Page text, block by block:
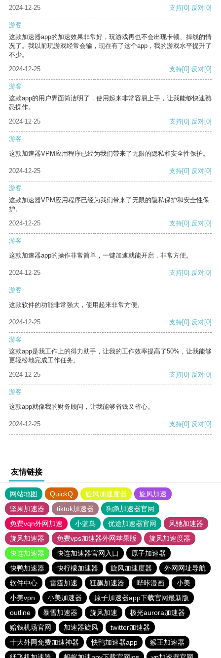
2024-12-25 支持[0] 反对[0]
游客
这款加速器app的加速效果非常好，玩游戏再也不会出现卡顿、掉线的情
况了。我以前玩游戏经常会输，现在有了这个app，我的游戏水平提升了
不少。
2024-12-25
支持[0] 反对[0]
游客
这款app的用户界面简洁明了，使用起来非常容易上手，让我能够快速熟
悉操作。
2024-12-25
支持[0] 反对[0]
游客
这款加速器VPM应用程序已经为我们带来了无限的隐私和安全性保护。
2024-12-25 支持[0] 反对[0]
游客
这款加速器VPM应用程序已经为我们带来了无限的隐私保护和安全性保
护。
2024-12-25
支持[0] 反对[0]
游客
这款加速器app的操作非常简单，一键加速就能开启，非常方便。
2024-12-25 支持[0] 反对[0]
游客
这款软件的功能非常强大，使用起来非常方便。
2024-12-25 支持[0] 反对[0]
游客
这款app是我工作上的得力助手，让我的工作效率提高了50%，让我能够
更轻松地完成工作任务。
2024-12-25
支持[0] 反对[0]
游客
这款app就像我的财务顾问，让我能够省钱又省心。
2024-12-25 支持[0] 反对[0]
友情链接
网站地图 QuickQ 旋风加速度器
旋风加速
坚果加速器
tiktok加速器
狗急加速器官网
免费vqn外网加速
小蓝鸟 优途加速器官网
风驰加速器
旋风加速器
免费vps加速器外网苹果版
旋风加速度器
快连加速器
快连加速器官网入口
原子加速器
快鸭加速器
快柠檬加速器 旋风加速度器
外网网址导航
软件中心
雷霆加速 狂飙加速器 哔咔漫画
小美
小美vpn
小美加速器
原子加速器app下载官网最新版
outline
暴雪加速器 旋风加速
极光aurora加速器
赔钱机场官网
加速器旋风
twitter加速器
十大外网免费加速神器
快鸭加速器app
猴王加速器